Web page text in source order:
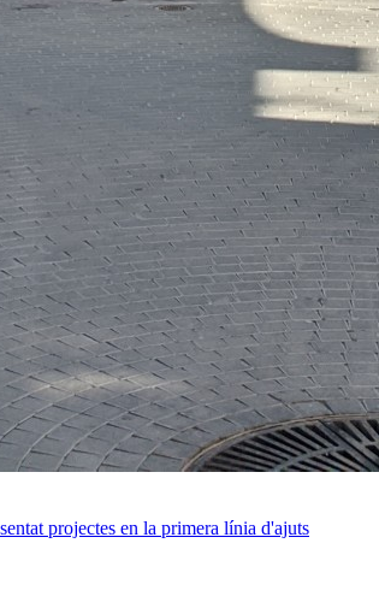
projectes en la primera línia d'ajuts